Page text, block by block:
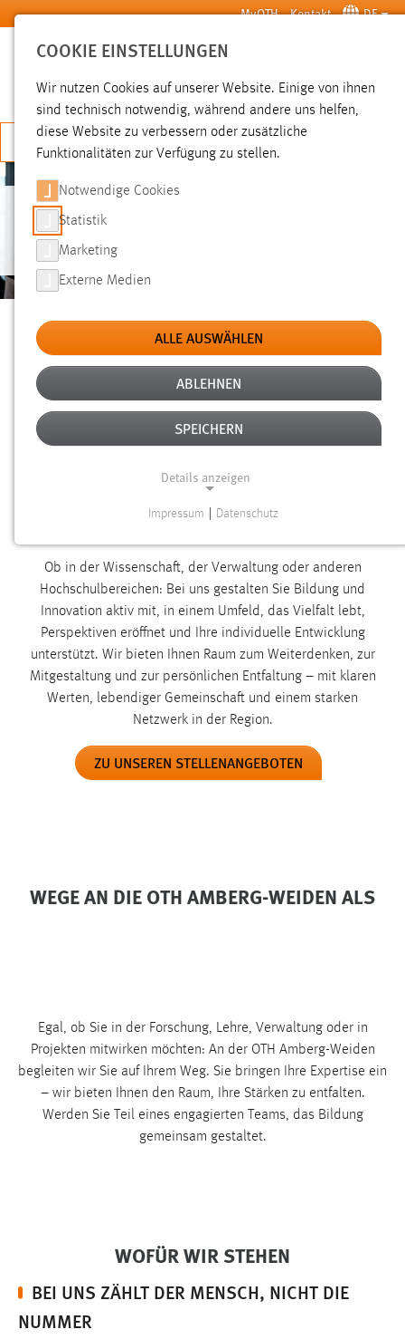
Zum Hauptinhalt springen MyOTH Kontakt DE
SUCHE
JETZT BEWERBEN
IHRE KARRIERE BEI UNS
Hochschule Aktuelles Ihre Karriere bei uns
STARTEN SIE JETZT IHRE KARRIERE AN DER
OTH AMBERG-WEIDEN!
MEHR ALS EIN JOB. EINE AUFGABE, DIE
VERBINDET.
Sie suchen nicht nur einen Job, sondern einen Ort, an dem Sie
sich einbringen, entfalten und dazugehören können? Dann
Ob in der Wissenschaft, der Verwaltung oder anderen
Hochschulbereichen: Bei uns gestalten Sie Bildung und
Innovation aktiv mit, in einem Umfeld, das Vielfalt lebt,
Perspektiven eröffnet und Ihre individuelle Entwicklung
unterstützt. Wir bieten Ihnen Raum zum Weiterdenken, zur
Mitgestaltung und zur persönlichen Entfaltung – mit klaren
Werten, lebendiger Gemeinschaft und einem starken
Netzwerk in der Region.
ZU UNSEREN STELLENANGEBOTEN
WEGE AN DIE OTH AMBERG-WEIDEN ALS
Egal, ob Sie in der Forschung, Lehre, Verwaltung oder in
Projekten mitwirken möchten: An der OTH Amberg-Weiden
begleiten wir Sie auf Ihrem Weg. Sie bringen Ihre Expertise ein
– wir bieten Ihnen den Raum, Ihre Stärken zu entfalten.
Werden Sie Teil eines engagierten Teams, das Bildung
gemeinsam gestaltet.
WOFÜR WIR STEHEN
BEI UNS ZÄHLT DER MENSCH, NICHT DIE
NUMMER
COOKIE EINSTELLUNGEN
Wir nutzen Cookies auf unserer Website. Einige von ihnen
sind technisch notwendig, während andere uns helfen,
diese Website zu verbessern oder zusätzliche
Funktionalitäten zur Verfügung zu stellen.
Notwendige Cookies
Statistik
Marketing
Externe Medien
ALLE AUSWÄHLEN
ABLEHNEN
SPEICHERN
Details anzeigen
Notwendige Cookies ermöglichen grundlegende
Funktionen und sind für die einwandfreie Funktion der
Website erforderlich.
Einverständnis
Name:
cookie_consent
Dieser Cookie speichert die ausgewählten Einverständnis-
Optionen des Benutzers
Sprachpräferenz
Name:
site-language-preference
Name:
MibewSessionID, MIBEW_UserID, mibew_locale, mibew-
Impressum Datenschutz